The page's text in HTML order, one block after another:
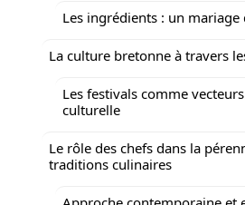
Les ingrédients : un mariage
La culture bretonne à travers
Les festivals comme
culturelle
Le rôle des chefs dans la
traditions culinaires